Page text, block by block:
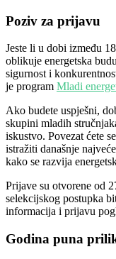
Poziv za prijavu
Jeste li u dobi između
oblikuje energetska
sigurnost i
je program Mladi
Ako budete uspješni,
skupini mladih
iskustvo. Povezat ćete
istražiti današnje
kako se razvija
Prijave su otvorene od
selekcijskog postupka
informacija i prijavu
Godina puna